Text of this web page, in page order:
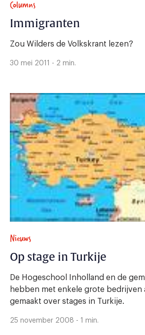
Columns
Immigranten
Zou Wilders de Volkskrant lezen?
30 mei 2011 - 2 min.
Nieuws
Op stage in Turkije
De Hogeschool Inholland en de
hebben met enkele grote bedrijven
gemaakt over stages in Turkije.
25 november 2008 - 1 min.